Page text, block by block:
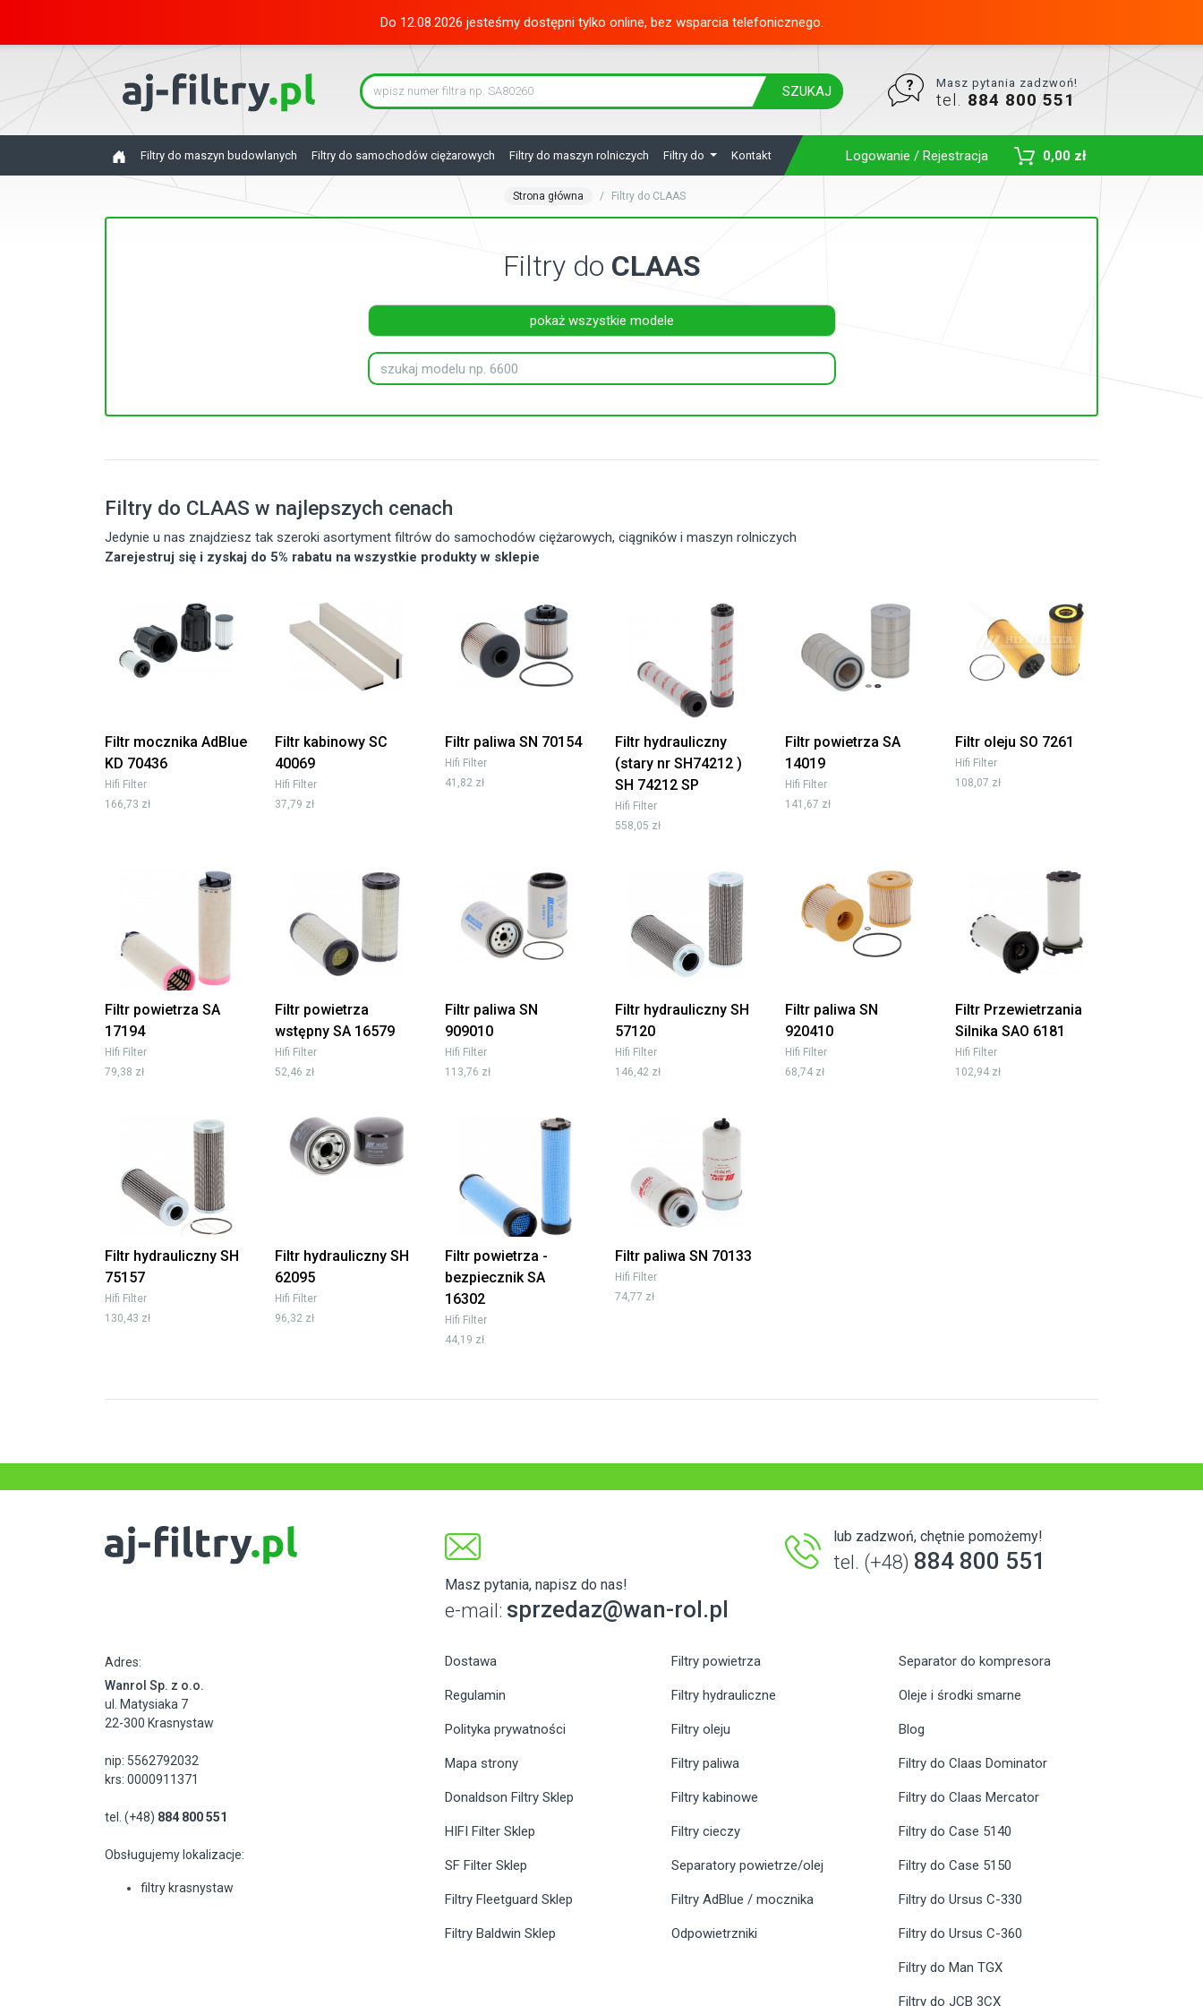
Do 12.08.2026 jesteśmy dostępni tylko online, bez wsparcia telefonicznego.
SZUKAJ
Masz pytania zadzwoń!
tel. 884 800 551
Filtry do maszyn budowlanych Filtry do samochodów ciężarowych Filtry do maszyn rolniczych Filtry do Kontakt Logowanie / Rejestracja 0,00 zł
Strona główna Filtry do CLAAS
Filtry do CLAAS
pokaż wszystkie modele
Filtry do CLAAS w najlepszych cenach
Jedynie u nas znajdziesz tak szeroki asortyment filtrów do samochodów ciężarowych, ciągników i maszyn rolniczych
Zarejestruj się i zyskaj do 5% rabatu na wszystkie produkty w sklepie
Filtr mocznika AdBlue
KD 70436
Hifi Filter
166,73 zł
Filtr kabinowy SC
40069
Hifi Filter
37,79 zł
Filtr paliwa SN 70154
Hifi Filter
41,82 zł
Filtr hydrauliczny
(stary nr SH74212 )
SH 74212 SP
Hifi Filter
558,05 zł
Filtr powietrza SA
14019
Hifi Filter
141,67 zł
Filtr oleju SO 7261
Hifi Filter
108,07 zł
Filtr powietrza SA
17194
Hifi Filter
79,38 zł
Filtr powietrza
wstępny SA 16579
Hifi Filter
52,46 zł
Filtr paliwa SN
909010
Hifi Filter
113,76 zł
Filtr hydrauliczny SH
57120
Hifi Filter
146,42 zł
Filtr paliwa SN
920410
Hifi Filter
68,74 zł
Filtr Przewietrzania
Silnika SAO 6181
Hifi Filter
102,94 zł
Filtr hydrauliczny SH
75157
Hifi Filter
130,43 zł
Filtr hydrauliczny SH
62095
Hifi Filter
96,32 zł
Filtr powietrza -
bezpiecznik SA
16302
Hifi Filter
44,19 zł
Filtr paliwa SN 70133
Hifi Filter
74,77 zł
Masz pytania, napisz do nas!
e-mail: sprzedaz@wan-rol.pl
lub zadzwoń, chętnie pomożemy!
tel. (+48) 884 800 551
Adres:
Wanrol Sp. z o.o.
ul. Matysiaka 7
22-300 Krasnystaw
nip: 5562792032
krs: 0000911371
tel. (+48) 884 800 551
Obsługujemy lokalizacje:
filtry krasnystaw
Dostawa
Regulamin
Polityka prywatności
Mapa strony
Donaldson Filtry Sklep
HIFI Filter Sklep
SF Filter Sklep
Filtry Fleetguard Sklep
Filtry Baldwin Sklep
Filtry powietrza
Filtry hydrauliczne
Filtry oleju
Filtry paliwa
Filtry kabinowe
Filtry cieczy
Separatory powietrze/olej
Filtry AdBlue / mocznika
Odpowietrzniki
Separator do kompresora
Oleje i środki smarne
Blog
Filtry do Claas Dominator
Filtry do Claas Mercator
Filtry do Case 5140
Filtry do Case 5150
Filtry do Ursus C-330
Filtry do Ursus C-360
Filtry do Man TGX
Filtry do JCB 3CX